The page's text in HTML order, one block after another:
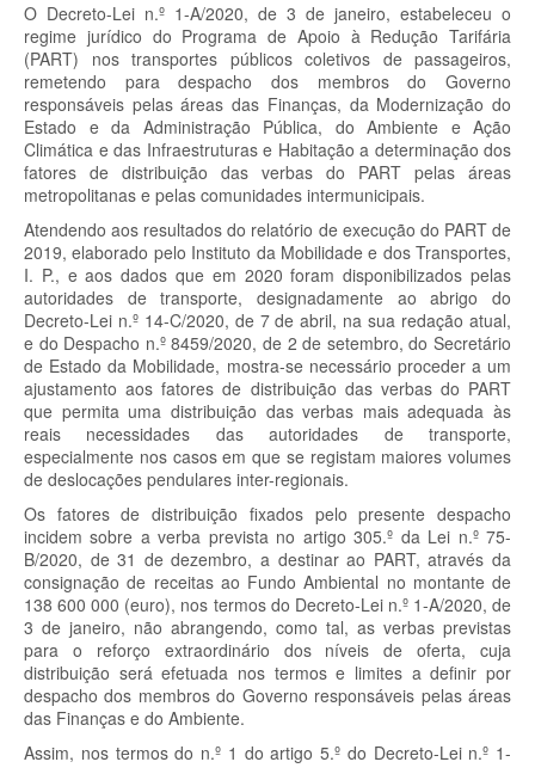
O Decreto-Lei n.º 1-A/2020, de 3 de janeiro, estabeleceu o
regime jurídico do Programa de Apoio à Redução Tarifária
(PART) nos transportes públicos coletivos de passageiros,
remetendo para despacho dos membros do Governo
responsáveis pelas áreas das Finanças, da Modernização do
Estado e da Administração Pública, do Ambiente e Ação
Climática e das Infraestruturas e Habitação a determinação dos
fatores de distribuição das verbas do PART pelas áreas
metropolitanas e pelas comunidades intermunicipais.
Atendendo aos resultados do relatório de execução do PART de
2019, elaborado pelo Instituto da Mobilidade e dos Transportes,
I. P., e aos dados que em 2020 foram disponibilizados pelas
autoridades de transporte, designadamente ao abrigo do
Decreto-Lei n.º 14-C/2020, de 7 de abril, na sua redação atual,
e do Despacho n.º 8459/2020, de 2 de setembro, do Secretário
de Estado da Mobilidade, mostra-se necessário proceder a um
ajustamento aos fatores de distribuição das verbas do PART
que permita uma distribuição das verbas mais adequada às
reais necessidades das autoridades de transporte,
especialmente nos casos em que se registam maiores volumes
de deslocações pendulares inter-regionais.
Os fatores de distribuição fixados pelo presente despacho
incidem sobre a verba prevista no artigo 305.º da Lei n.º 75-
B/2020, de 31 de dezembro, a destinar ao PART, através da
consignação de receitas ao Fundo Ambiental no montante de
138 600 000 (euro), nos termos do Decreto-Lei n.º 1-A/2020, de
3 de janeiro, não abrangendo, como tal, as verbas previstas
para o reforço extraordinário dos níveis de oferta, cuja
distribuição será efetuada nos termos e limites a definir por
despacho dos membros do Governo responsáveis pelas áreas
das Finanças e do Ambiente.
Assim, nos termos do n.º 1 do artigo 5.º do Decreto-Lei n.º 1-